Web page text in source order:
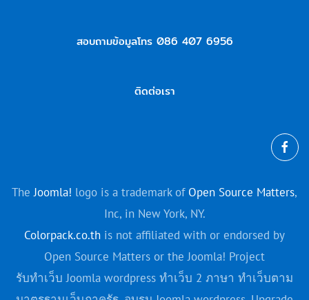
สอบถามข้อมูลโทร 086 407 6956
ติดต่อเรา
TheJoomla! logo is a trademark of Open Source Matters,
Inc, in New York, NY.
Colorpack.co.th is not affiliated with or endorsed by
Open Source Matters or the Joomla! Project
รับทำเว็บ Joomla wordpress ทำเว็บ 2 ภาษา ทำเว็บตาม